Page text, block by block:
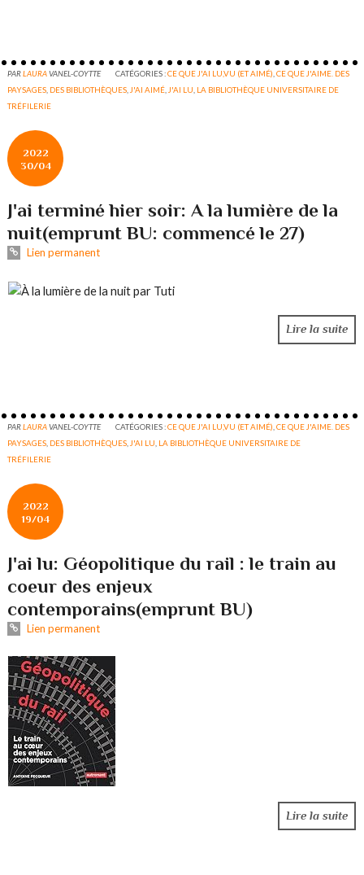
PARLAURAVANEL-COYTTE CATÉGORIES :CE QUE J'AI LU,VU (ET AIMÉ) ,CE QUE J'AIME. DES
PAYSAGES DES BIBLIOTHÈQUES J'AI AIMÉ J'AI LU LA BIBLIOTHÈQUE UNIVERSITAIRE DE
TRÉFILERIE
2022
30/04
J'ai terminé hier soir: A la lumière de la
nuit(emprunt BU: commencé le 27)
Lien permanent
Lire la suite
PARLAURAVANEL-COYTTE CATÉGORIES :CE QUE J'AI LU,VU (ET AIMÉ) ,CE QUE J'AIME. DES
PAYSAGES DES BIBLIOTHÈQUES J'AI LU LA BIBLIOTHÈQUE UNIVERSITAIRE DE
TRÉFILERIE
2022
19/04
J'ai lu: Géopolitique du rail : le train au
coeur des enjeux
contemporains(emprunt BU)
Lien permanent
Lire la suite